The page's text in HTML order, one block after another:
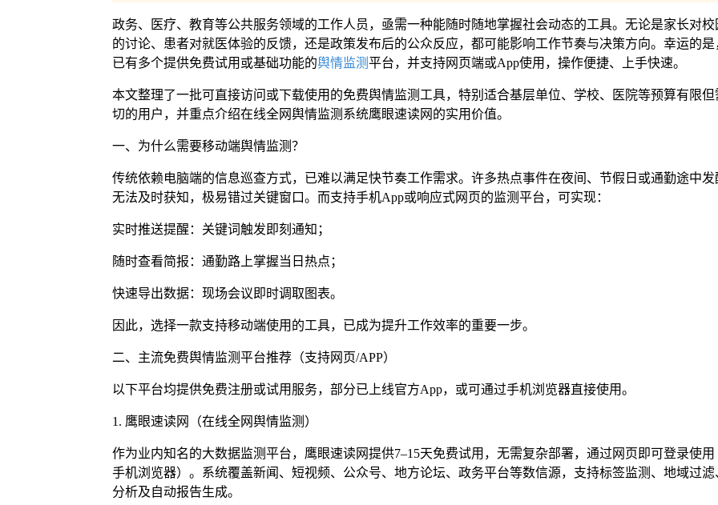
政务、医疗、教育等公共服务领域的工作人员，亟需一种能随时随地掌握社会动态的工具。无论是家长对校
的讨论、患者对就医体验的反馈，还是政策发布后的公众反应，都可能影响工作节奏与决策方向。幸运的是
已有多个提供免费试用或基础功能的舆情监测平台，并支持网页端或App使用，操作便捷、上手快速。
本文整理了一批可直接访问或下载使用的免费舆情监测工具，特别适合基层单位、学校、医院等预算有限但
切的用户，并重点介绍在线全网舆情监测系统鹰眼速读网的实用价值。
一、为什么需要移动端舆情监测？
传统依赖电脑端的信息巡查方式，已难以满足快节奏工作需求。许多热点事件在夜间、节假日或通勤途中发
无法及时获知，极易错过关键窗口。而支持手机App或响应式网页的监测平台，可实现：
实时推送提醒：关键词触发即刻通知；
随时查看简报：通勤路上掌握当日热点；
快速导出数据：现场会议即时调取图表。
因此，选择一款支持移动端使用的工具，已成为提升工作效率的重要一步。
二、主流免费舆情监测平台推荐（支持网页/APP）
以下平台均提供免费注册或试用服务，部分已上线官方App，或可通过手机浏览器直接使用。
1. 鹰眼速读网（在线全网舆情监测）
作为业内知名的大数据监测平台，鹰眼速读网提供7–15天免费试用，无需复杂部署，通过网页即可登录使用
手机浏览器）。系统覆盖新闻、短视频、公众号、地方论坛、政务平台等数信源，支持标签监测、地域过滤
分析及自动报告生成。